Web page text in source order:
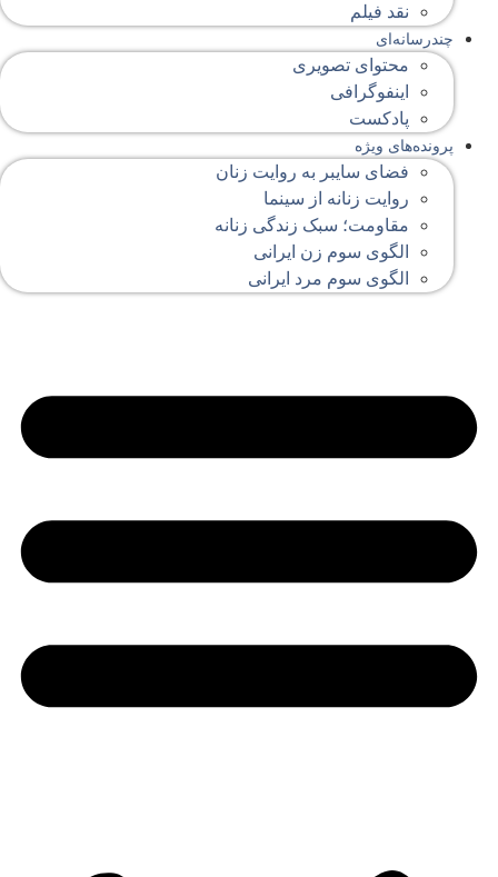
نقد فیلم
چندرسانه‌ای
محتوای تصویری
اینفوگرافی
پادکست
پرونده‌های ویژه
فضای سایبر به روایت زنان
روایت زنانه از سینما
مقاومت؛ سبک زندگی زنانه
الگوی سوم زن ایرانی
الگوی سوم مرد ایرانی